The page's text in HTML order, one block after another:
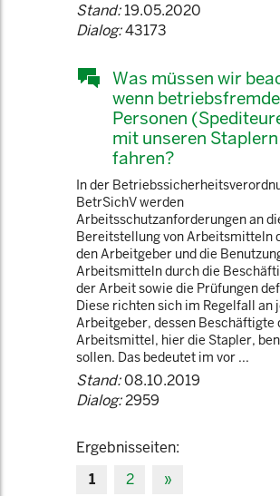
Stand:19.05.2020
Dialog:43173
Was müssen wir
wenn betriebsfremde
Personen
mit unseren Staplern
fahren?
In der
BetrSichV werden
Arbeitsschutzanforderungen an
Bereitstellung von Arbeitsmitteln
den Arbeitgeber und die
Arbeitsmitteln durch die
der Arbeit sowie die Prüfungen
Diese richten sich im Regelfall an
Arbeitgeber, dessen Beschäftigte
Arbeitsmittel, hier die Stapler,
sollen. Das bedeutet im vor ...
Stand:08.10.2019
Dialog:2959
Ergebnisseiten:
1
2 »